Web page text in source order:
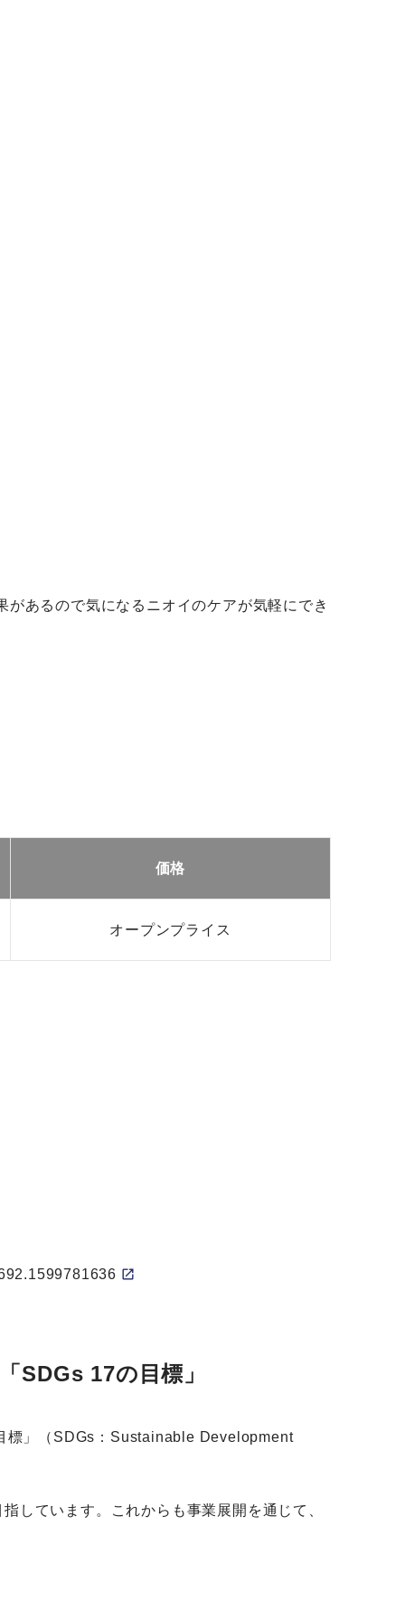
あるので気になるニオイのケアが気軽にでき
価格
オープンプライス
SDGs 17の目標」
標」（SDGs：Sustainable Development
ています。これからも事業展開を通じて、